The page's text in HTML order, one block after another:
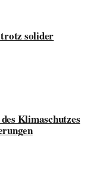
solider
Klimaschutzes